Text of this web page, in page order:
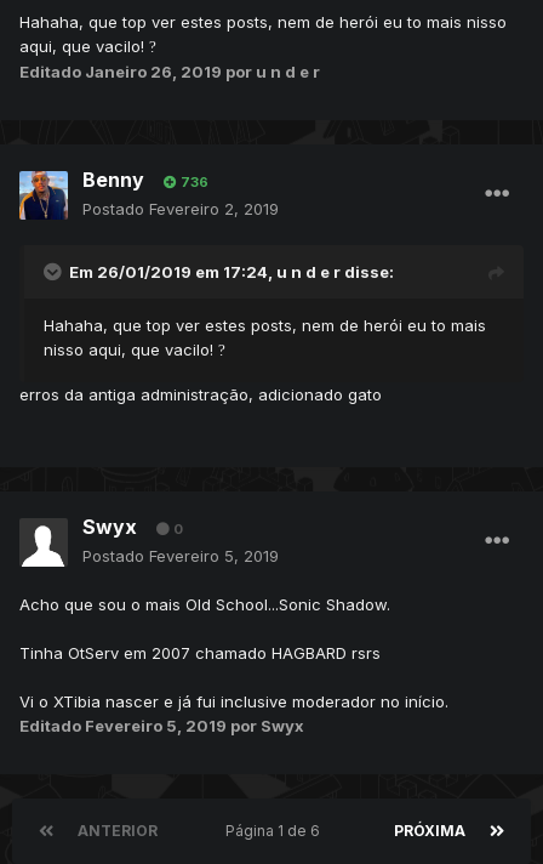
Hahaha, que top ver estes posts, nem de herói eu to mais nisso
aqui, que vacilo! ?
Editado Janeiro 26, 2019 por u n d e r
Benny 736
Postado Fevereiro 2, 2019
Em 26/01/2019 em 17:24, u n d e r disse:
Hahaha, que top ver estes posts, nem de herói eu to mais
nisso aqui, que vacilo! ?
erros da antiga administração, adicionado gato
Swyx 0
Postado Fevereiro 5, 2019
Acho que sou o mais Old School...Sonic Shadow.
Tinha OtServ em 2007 chamado HAGBARD rsrs
Vi o XTibia nascer e já fui inclusive moderador no início.
Editado Fevereiro 5, 2019 por Swyx
ANTERIOR PRÓXIMA
Página 1 de 6